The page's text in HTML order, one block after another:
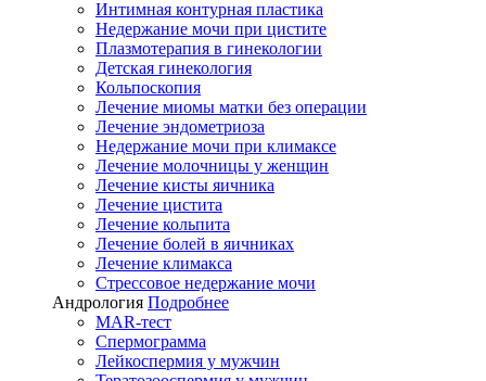
Интимная контурная пластика
Недержание мочи при цистите
Плазмотерапия в гинекологии
Детская гинекология
Кольпоскопия
Лечение миомы матки без операции
Лечение эндометриоза
Недержание мочи при климаксе
Лечение молочницы у женщин
Лечение кисты яичника
Лечение цистита
Лечение кольпита
Лечение болей в яичниках
Лечение климакса
Стрессовое недержание мочи
Андрология Подробнее
MAR-тест
Спермограмма
Лейкоспермия у мужчин